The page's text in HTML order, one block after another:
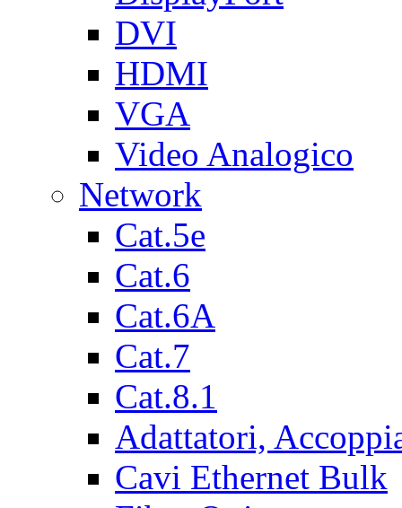
DVI
HDMI
VGA
Video Analogico
Network
Cat.5e
Cat.6
Cat.6A
Cat.7
Cat.8.1
Adattatori,
Cavi Ethernet Bulk